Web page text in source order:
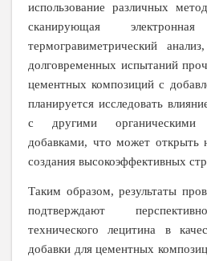
использование различных
сканирующая
термогравиметрический
долговременных испытаний
цементных композиций с
планируется исследовать
с другими органическими
добавками, что может открыть
создания высокоэффективных
Таким образом, результаты
подтверждают
технического лецитина в
добавки для цементных